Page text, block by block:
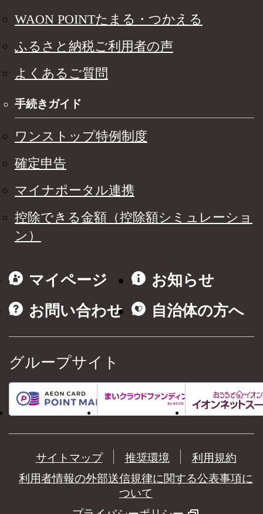
WAON POINTたまる・つかえる
ふるさと納税ご利用者の声
よくあるご質問
手続きガイド
ワンストップ特例制度
確定申告
マイナポータル連携
控除できる金額（控除額シミュレーショ
ン）
マイページ
お知らせ
お問い合わせ
自治体の方へ
グループサイト
サイトマップ 推奨環境
利用規約
利用者情報の外部送信規律に関する公表事項に
ついて